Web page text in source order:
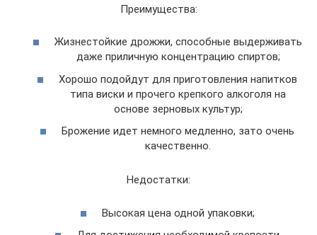
Преимущества:
Жизнестойкие дрожжи, способные выдерживать
даже приличную концентрацию спиртов;
Хорошо подойдут для приготовления напитков
типа виски и прочего крепкого алкоголя на
основе зерновых культур;
Брожение идет немного медленно, зато очень
качественно.
Недостатки:
Высокая цена одной упаковки;